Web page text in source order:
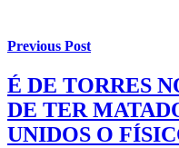
Previous Post
É DE TORRES
DE TER
UNIDOS O